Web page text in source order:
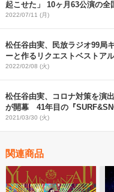
起こせた」 10ヶ月63
2022/07/11 (月)
松任谷由実、民放ラジオ99局
ーと作るリクエストベストア
2022/02/08 (火)
松任谷由実、コロナ対策を演
が開幕 41年目の『
2021/03/30 (火)
関連商品